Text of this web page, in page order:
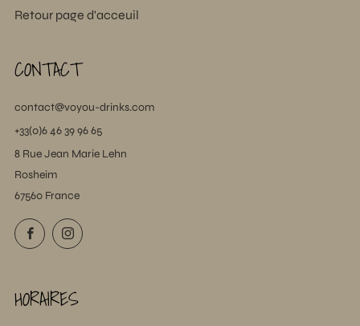
Retour page d'acceuil
CONTACT
contact@voyou-drinks.com
+33(0)6 46 39 96 65
8 Rue Jean Marie Lehn
Rosheim
67560 France
FacebookInstagram
HORAIRES